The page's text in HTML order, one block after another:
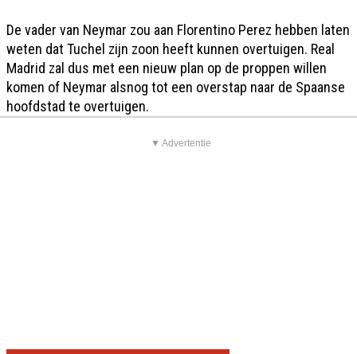
De vader van Neymar zou aan Florentino Perez hebben laten
weten dat Tuchel zijn zoon heeft kunnen overtuigen. Real
Madrid zal dus met een nieuw plan op de proppen willen
komen of Neymar alsnog tot een overstap naar de Spaanse
hoofdstad te overtuigen.
▼ Advertentie